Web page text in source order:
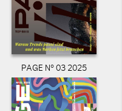
PAGE N° 03 2025